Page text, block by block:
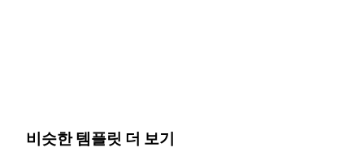
비슷한 템플릿 더 보기